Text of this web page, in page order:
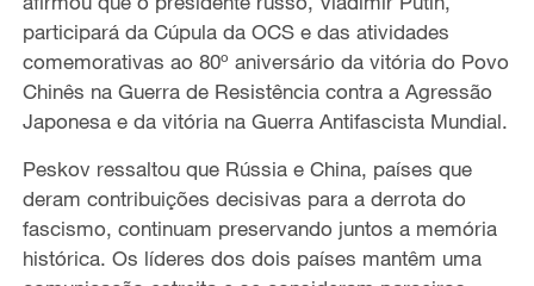
participará da Cúpula da OCS e das atividades
comemorativas ao 80º aniversário da vitória do Povo
Chinês na Guerra de Resistência contra a Agressão
Japonesa e da vitória na Guerra Antifascista Mundial.
Peskov ressaltou que Rússia e China, países que
deram contribuições decisivas para a derrota do
fascismo, continuam preservando juntos a memória
histórica. Os líderes dos dois países mantêm uma